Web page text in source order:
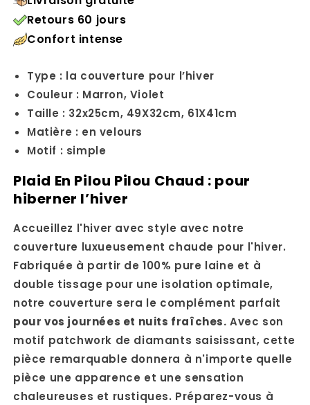
Retours 60 jours
Confort intense
Type : la couverture pour l’hiver
Couleur : Marron, Violet
Taille : 32x25cm, 49X32cm, 61X41cm
Matière : en velours
Motif : simple
Plaid En Pilou Pilou Chaud : pour
hiberner l’hiver
Accueillez l'hiver avec style avec notre
couverture luxueusement chaude pour l'hiver.
Fabriquée à partir de 100% pure laine et à
double tissage pour une isolation optimale,
notre couverture sera le complément parfait
pour vos journées et nuits fraîches. Avec son
motif patchwork de diamants saisissant, cette
pièce remarquable donnera à n'importe quelle
pièce une apparence et une sensation
chaleureuses et rustiques. Préparez-vous à